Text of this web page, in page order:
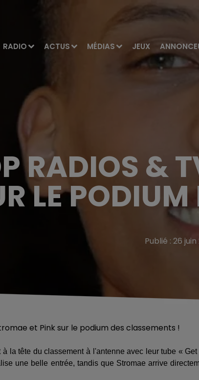
RADIO ACTUS MÉDIAS JEUX
RADIOS &
LE
Publié : 26
la tête du classement à l'antenne avec leur tube «
une belle entrée, tandis que Stromae arrive